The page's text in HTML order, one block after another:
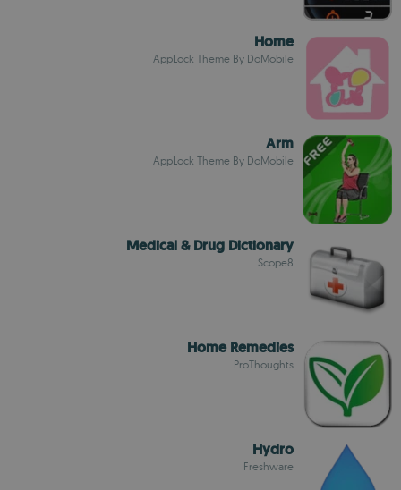
Home
AppLock Theme By DoMobile
Arm
AppLock Theme By DoMobile
Medical & Drug Dictionary
Scope8
Home Remedies
ProThoughts
Hydro
Freshware